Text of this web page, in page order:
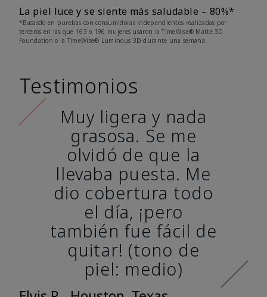
La piel luce y se siente más saludable – 80%*
*Basasdo en purebas con consumidoras independientes realizadas por
terceros en las que 163 o 196 mujeres usaron la TimeWise® Matte 3D
Foundation o la TimeWise® Luminous 3D durante una semana.
Testimonios
Muy ligera y nada
grasosa. Se me
olvidó de que la
llevaba puesta. Me
dio cobertura todo
el día, ¡pero
también fue fácil de
quitar! (tono de
piel: medio)